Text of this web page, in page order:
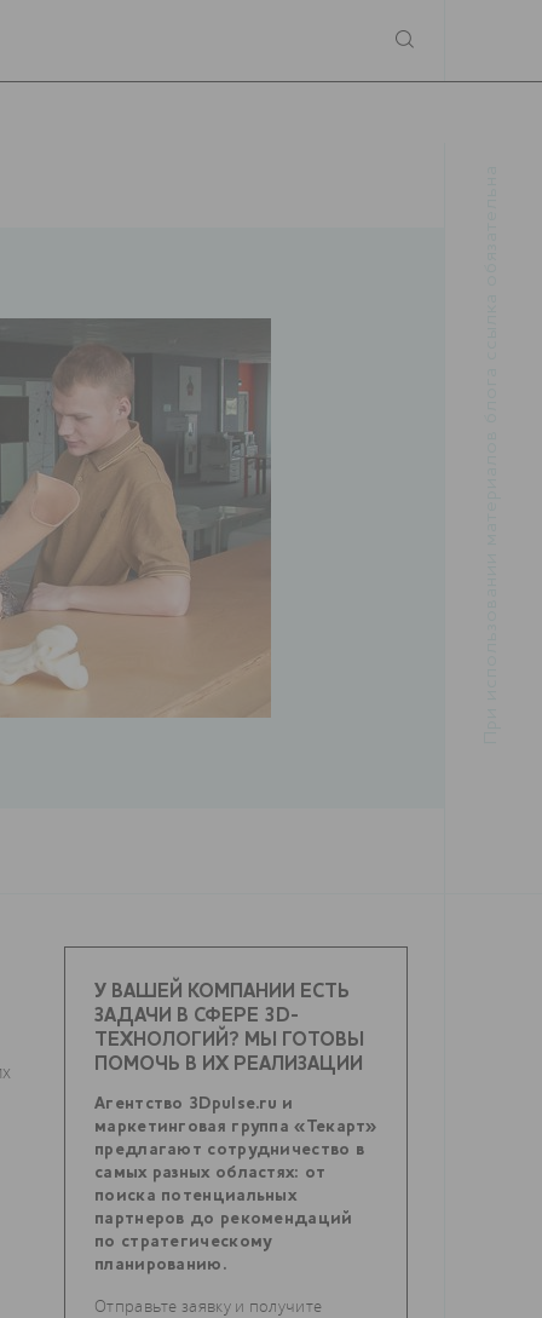
У ВАШЕЙ КОМПАНИИ ЕСТЬ
ЗАДАЧИ В СФЕРЕ 3D-
ТЕХНОЛОГИЙ? МЫ ГОТОВЫ
ПОМОЧЬ В ИХ РЕАЛИЗАЦИИ
Агентство 3Dpulse.ru и
маркетинговая группа «Текарт»
предлагают сотрудничество в
самых разных областях: от
поиска потенциальных
партнеров до рекомендаций
по стратегическому
планированию.
Отправьте заявку и получите